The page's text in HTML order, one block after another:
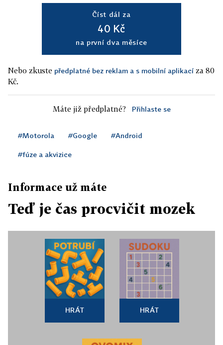
Číst dál za
40 Kč
na první dva měsíce
Nebo zkuste předplatné bez reklam a s mobilní aplikací za 80
Kč.
Máte již předplatné? Přihlaste se
#Motorola #Google #Android
#fúze a akvizice
Informace už máte
Teď je čas procvičit mozek
HRÁT HRÁT